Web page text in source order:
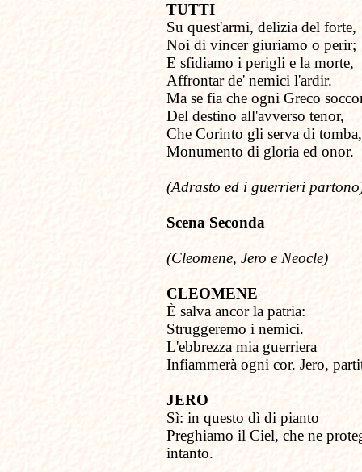
TUTTI
Su quest'armi, delizia del forte,
Noi di vincer giuriamo o perir;
E sfidiamo i perigli e la morte,
Affrontar de' nemici l'ardir.
Ma se fia che ogni Greco
Del destino all'avverso tenor,
Che Corinto gli serva di tomba,
Monumento di gloria ed onor.
(Adrasto ed i guerrieri
Scena Seconda
(Cleomene, Jero e Neocle)
CLEOMENE
È salva ancor la patria:
Struggeremo i nemici.
L'ebbrezza mia guerriera
Infiammerà ogni cor. Jero,
JERO
Sì: in questo dì di pianto
Preghiamo il Ciel, che ne
intanto.